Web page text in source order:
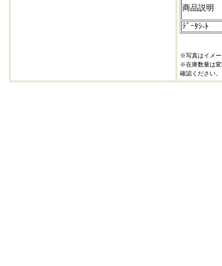
商品説
ﾃﾞｰﾀｼ-ﾄ
※写真はイメ
※在庫数量は変
確認ください。